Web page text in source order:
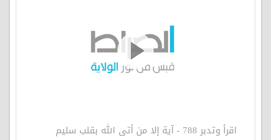
اقرأ وتدبر 788 - آية إلا من أتى الله بقلب سليم